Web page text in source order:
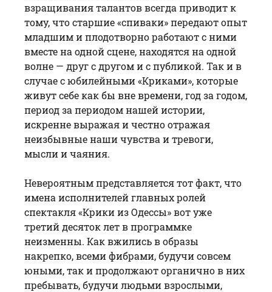
взращивания талантов всегда приводит к
тому, что старшие «спиваки» передают опыт
младшим и плодотворно работают с ними
вместе на одной сцене, находятся на одной
волне — друг с другом и с публикой. Так и в
случае с юбилейными «Криками», которые
живут себе как бы вне времени, год за годом,
период за периодом нашей истории,
искренне выражая и честно отражая
неизбывные наши чувства и тревоги,
мысли и чаяния.
Невероятным представляется тот факт, что
имена исполнителей главных ролей
спектакля «Крики из Одессы» вот уже
третий десяток лет в программке
неизменны. Как вжились в образы
накрепко, всеми фибрами, будучи совсем
юными, так и продолжают органично в них
пребывать, будучи людьми взрослыми,